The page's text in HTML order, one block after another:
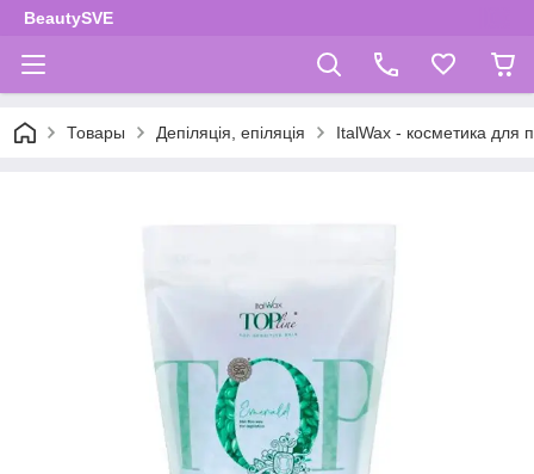
BeautySVE
Товары Депіляція, епіляція ItalWax - косметика для